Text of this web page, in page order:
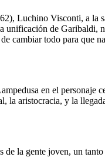
Luchino Visconti, a la
de Garibaldi,
cambiar todo para que
en el personaje
aristocracia, y la
la gente joven, un